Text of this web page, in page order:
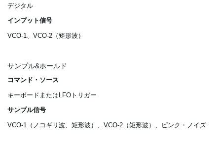
デジタル
インプット信号
VCO-1、VCO-2（矩形波）
サンプル&ホールド
コマンド・ソース
キーボードまたはLFOトリガー
サンプル信号
VCO-1（ノコギリ波、矩形波）、VCO-2（矩形波）、ピンク・ノイズ